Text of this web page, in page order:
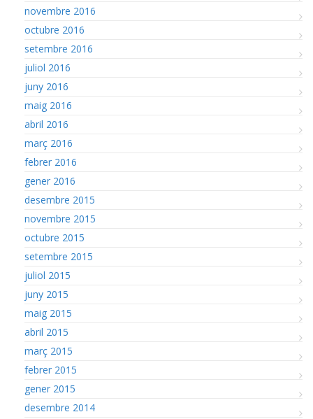
novembre 2016
octubre 2016
setembre 2016
juliol 2016
juny 2016
maig 2016
abril 2016
març 2016
febrer 2016
gener 2016
desembre 2015
novembre 2015
octubre 2015
setembre 2015
juliol 2015
juny 2015
maig 2015
abril 2015
març 2015
febrer 2015
gener 2015
desembre 2014